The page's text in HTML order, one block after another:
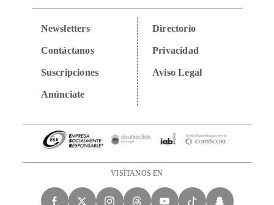
Newsletters
Contáctanos
Suscripciones
Anúnciate
Directorio
Privacidad
Aviso Legal
VISÍTANOS EN